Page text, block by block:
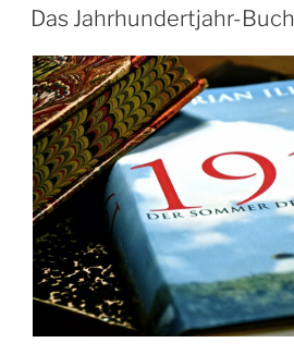
AM
Das Jahrhundertjahr-Buch